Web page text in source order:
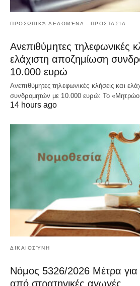
ΠΡΟΣΩΠΙΚΆ ΔΕΔΟΜΈΝΑ - ΠΡΟΣΤΑΣΊΑ
Ανεπιθύμητες τηλεφωνικές
ελάχιστη αποζημίωση
10.000 ευρώ
Ανεπιθύμητες τηλεφωνικές κλήσεις και
συνδρομητών με 10.000 ευρώ: Το «Μητρώο
14 hours ago
ΔΙΚΑΙΟΣΎΝΗ
Νόμος 5326/2026 Μέτρα για
από στρατηγικές αγωγές